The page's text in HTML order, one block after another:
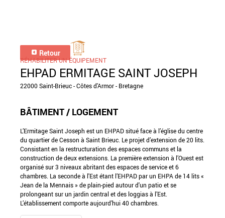
Retour
RÉHABILITER UN ÉQUIPEMENT
EHPAD ERMITAGE SAINT JOSEPH
22000 Saint-Brieuc - Côtes d'Armor - Bretagne
BÂTIMENT / LOGEMENT
L’Ermitage Saint Joseph est un EHPAD situé face à l’église du centre
du quartier de Cesson à Saint Brieuc. Le projet d’extension de 20 lits.
Consistant en la restructuration des espaces communs et la
construction de deux extensions. La première extension à l’Ouest est
organisé sur 3 niveaux abritant des espaces de service et 6
chambres. La seconde à l'Est étant l’EHPAD par un EHPA de 14 lits «
Jean de la Mennais » de plain-pied autour d'un patio et se
prolongeant sur un jardin central et des loggias à l’Est.
L’établissement comporte aujourd’hui 40 chambres.